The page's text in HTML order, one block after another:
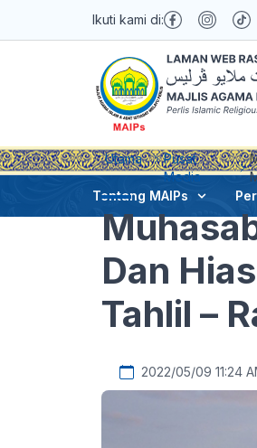
Ikuti kami di:
Tentang MAIPs
Utama
Pusat
Media
Dan
Tahlil –
2022/05/09 11:24